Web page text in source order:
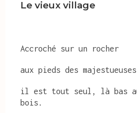
Le vieux village
Accroché sur un rocher
aux pieds des majestueuses
il est tout seul, là bas
bois.